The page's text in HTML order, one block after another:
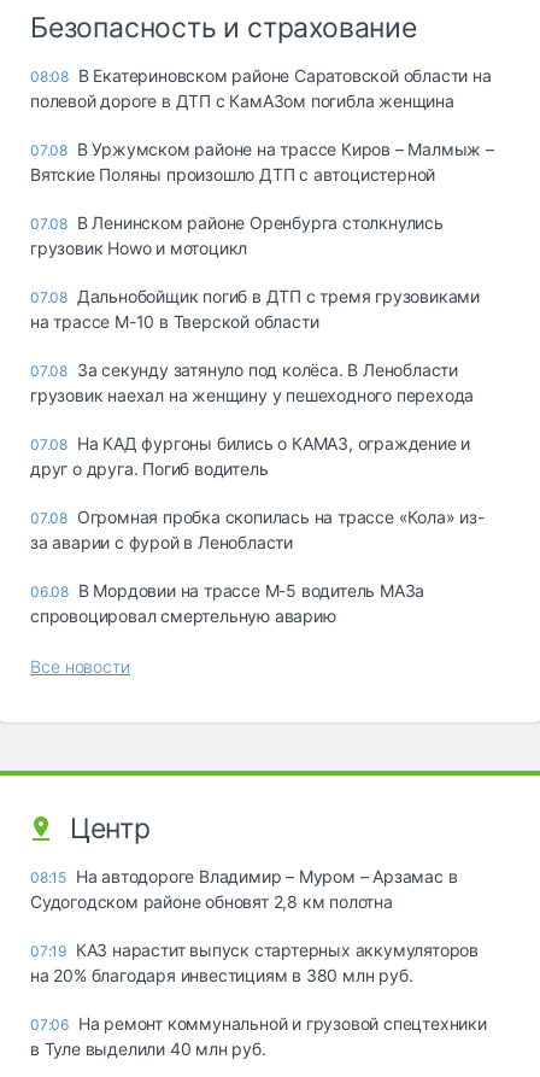
Безопасность и страхование
08:08 В Екатериновском районе Саратовской области на
полевой дороге в ДТП с КамАЗом погибла женщина
07.08 В Уржумском районе на трассе Киров – Малмыж –
Вятские Поляны произошло ДТП с автоцистерной
07.08 В Ленинском районе Оренбурга столкнулись
грузовик Howo и мотоцикл
07.08 Дальнобойщик погиб в ДТП с тремя грузовиками
на трассе М-10 в Тверской области
07.08 За секунду затянуло под колёса. В Ленобласти
грузовик наехал на женщину у пешеходного перехода
07.08 На КАД фургоны бились о КАМАЗ, ограждение и
друг о друга. Погиб водитель
07.08 Огромная пробка скопилась на трассе «Кола» из-
за аварии с фурой в Ленобласти
06.08 В Мордовии на трассе М-5 водитель МАЗа
спровоцировал смертельную аварию
Все новости
Центр
08:15 На автодороге Владимир – Муром – Арзамас в
Судогодском районе обновят 2,8 км полотна
07:19 КАЗ нарастит выпуск стартерных аккумуляторов
на 20% благодаря инвестициям в 380 млн руб.
07:06 На ремонт коммунальной и грузовой спецтехники
в Туле выделили 40 млн руб.